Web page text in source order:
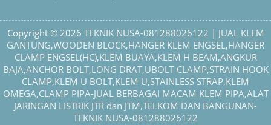
Copyright © 2026 TEKNIK NUSA-081288026122 | JUAL KLEM
GANTUNG,WOODEN BLOCK,HANGER KLEM ENGSEL,HANGER
CLAMP ENGSEL(HC),KLEM BUAYA,KLEM H BEAM,ANGKUR
BAJA,ANCHOR BOLT,LONG DRAT,UBOLT CLAMP,STRAIN HOOK
CLAMP,KLEM U BOLT,KLEM U,STAINLESS STRAP,KLEM
OMEGA,CLAMP PIPA-JUAL BERBAGAI MACAM KLEM PIPA,ALAT
JARINGAN LISTRIK JTR dan JTM,TELKOM DAN BANGUNAN-
TEKNIK NUSA-081288026122